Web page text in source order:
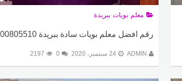
معلم بويات ببريدة
رقم افضل معلم بويات سادة ببريدة 0500805510
ADMIN 24 سبتمبر، 2020 0
2197